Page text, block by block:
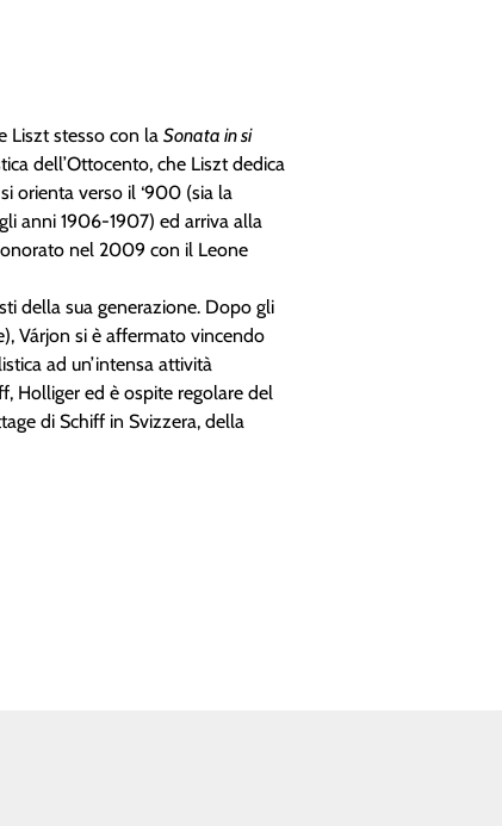
Liszt stesso con laSonata in si
dell’Ottocento, che Liszt dedica
orienta verso il ‘900 (sia la
anni 1906-1907) ed arriva alla
nel 2009 con il Leone
della sua generazione. Dopo gli
Várjon si è affermato vincendo
ad un’intensa attività
Holliger ed è ospite regolare del
di Schiff in Svizzera, della